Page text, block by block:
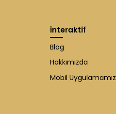
İnteraktif
Blog
Hakkımızda
Mobil Uygulamamız